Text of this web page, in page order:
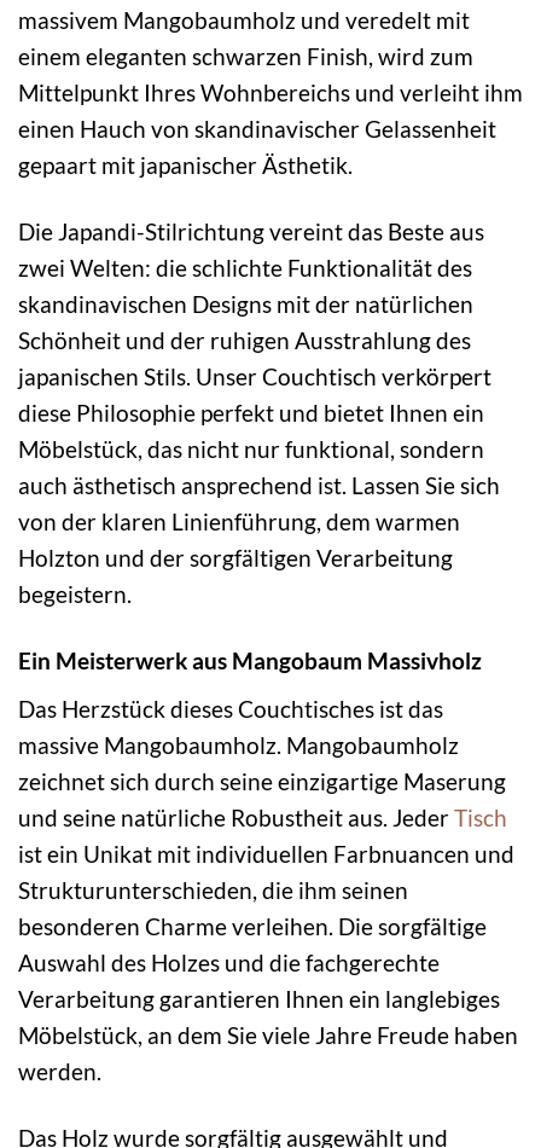
massivem Mangobaumholz und veredelt mit
einem eleganten schwarzen Finish, wird zum
Mittelpunkt Ihres Wohnbereichs und verleiht ihm
einen Hauch von skandinavischer Gelassenheit
gepaart mit japanischer Ästhetik.
Die Japandi-Stilrichtung vereint das Beste aus
zwei Welten: die schlichte Funktionalität des
skandinavischen Designs mit der natürlichen
Schönheit und der ruhigen Ausstrahlung des
japanischen Stils. Unser Couchtisch verkörpert
diese Philosophie perfekt und bietet Ihnen ein
Möbelstück, das nicht nur funktional, sondern
auch ästhetisch ansprechend ist. Lassen Sie sich
von der klaren Linienführung, dem warmen
Holzton und der sorgfältigen Verarbeitung
begeistern.
Ein Meisterwerk aus Mangobaum Massivholz
Das Herzstück dieses Couchtisches ist das
massive Mangobaumholz. Mangobaumholz
zeichnet sich durch seine einzigartige Maserung
und seine natürliche Robustheit aus. JederTisch
ist ein Unikat mit individuellen Farbnuancen und
Strukturunterschieden, die ihm seinen
besonderen Charme verleihen. Die sorgfältige
Auswahl des Holzes und die fachgerechte
Verarbeitung garantieren Ihnen ein langlebiges
Möbelstück, an dem Sie viele Jahre Freude haben
werden.
Das Holz wurde sorgfältig ausgewählt und